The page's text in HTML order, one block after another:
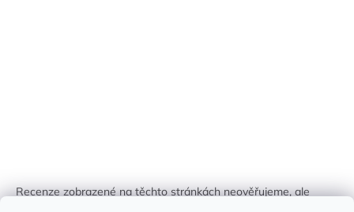
Recenze zobrazené na těchto stránkách neověřujeme, ale